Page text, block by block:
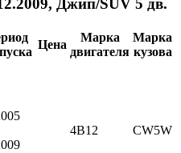
Джип/SUV 5 дв.
Цена
Марка
двигателя
Марка
кузова
4B12 CW5W